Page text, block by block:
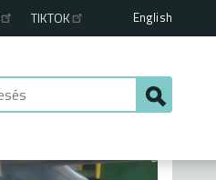
English
TIKTOK